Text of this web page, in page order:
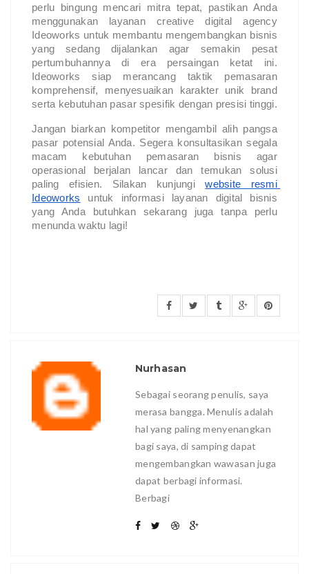
perlu bingung mencari mitra tepat, pastikan Anda
menggunakan layanan creative digital agency
Ideoworks untuk membantu mengembangkan bisnis
yang sedang dijalankan agar semakin pesat
pertumbuhannya di era persaingan ketat ini.
Ideoworks siap merancang taktik pemasaran
komprehensif, menyesuaikan karakter unik brand
serta kebutuhan pasar spesifik dengan presisi tinggi.
Jangan biarkan kompetitor mengambil alih pangsa
pasar potensial Anda. Segera konsultasikan segala
macam kebutuhan pemasaran bisnis agar
operasional berjalan lancar dan temukan solusi
paling efisien. Silakan kunjungi
website resmi
Ideoworks untuk informasi layanan digital bisnis
yang Anda butuhkan sekarang juga tanpa perlu
menunda waktu lagi!
Nurhasan
Sebagai seorang penulis, saya
merasa bangga. Menulis adalah
hal yang paling menyenangkan
bagi saya, di samping dapat
mengembangkan wawasan juga
dapat berbagi informasi.
Berbagi